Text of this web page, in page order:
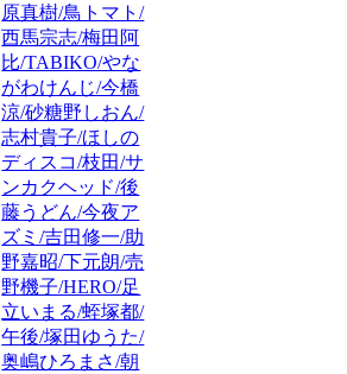
原真樹/鳥トマト/
西馬宗志/梅田阿
比/TABIKO/やな
がわけんじ/今橋
涼/砂糖野しおん/
志村貴子/ほしの
ディスコ/枝田/サ
ンカクヘッド/後
藤うどん/今夜ア
ズミ/吉田修一/助
野嘉昭/下元朗/売
野機子/HERO/足
立いまる/蛭塚都/
午後/塚田ゆうた/
奥嶋ひろまさ/朝